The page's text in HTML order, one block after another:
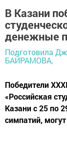
В Казани
денежные
Подготовила
БАЙРАМОВА,
Победители
«Российская
Казани с 25 по
симпатий,